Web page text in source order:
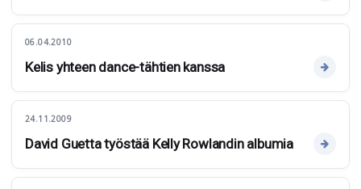
06.04.2010
Kelis yhteen dance-tähtien kanssa
24.11.2009
David Guetta työstää Kelly Rowlandin albumia